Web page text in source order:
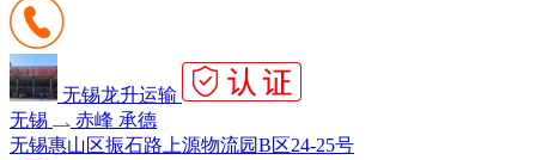
无锡龙升运输
无锡
赤峰 承德
无锡惠山区振石路上源物流园B区24-25号